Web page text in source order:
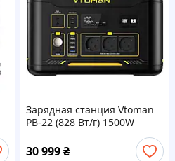
Зарядная станция Vtoman
PB-22 (828 Вт/г) 1500W
30 999₴